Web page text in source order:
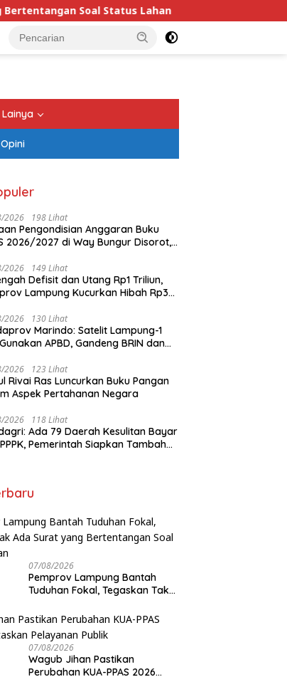
Soal Status Lahan Wagub Jihan Pastikan
Lainya
Opini
2026 198 Lihat
Pengondisian Anggaran Buku
2026/2027 di Way Bungur Disorot,
untuk Rekreasi
2026 149 Lihat
Defisit dan Utang Rp1 Triliun,
Lampung Kucurkan Hibah Rp35
2026 130 Lihat
Marindo: Satelit Lampung-1
APBD, Gandeng BRIN dan
Data
2026 123 Lihat
Rivai Ras Luncurkan Buku Pangan
Aspek Pertahanan Negara
2026 118 Lihat
Ada 79 Daerah Kesulitan Bayar
Pemerintah Siapkan Tambahan
07/08/2026
Pemprov Lampung Bantah
Tuduhan Fokal, Tegaskan Tak
Soal Status Lahan
07/08/2026
Wagub Jihan Pastikan
Perubahan KUA-PPAS 2026